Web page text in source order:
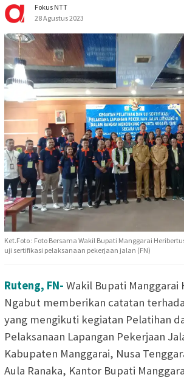
Fokus NTT
28 Agustus 2023
Ket.Foto : Foto Bersama Wakil Bupati Manggarai
uji sertifikasi pelaksanaan pekerjaan jalan (FN)
Ruteng, FN- Wakil Bupati Manggarai
Ngabut memberikan catatan
yang mengikuti kegiatan Pelatihan
Pelaksanaan Lapangan Pekerjaan
Kabupaten Manggarai, Nusa
Aula Ranaka, Kantor Bupati